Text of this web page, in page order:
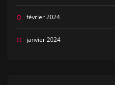
février 2024
janvier 2024